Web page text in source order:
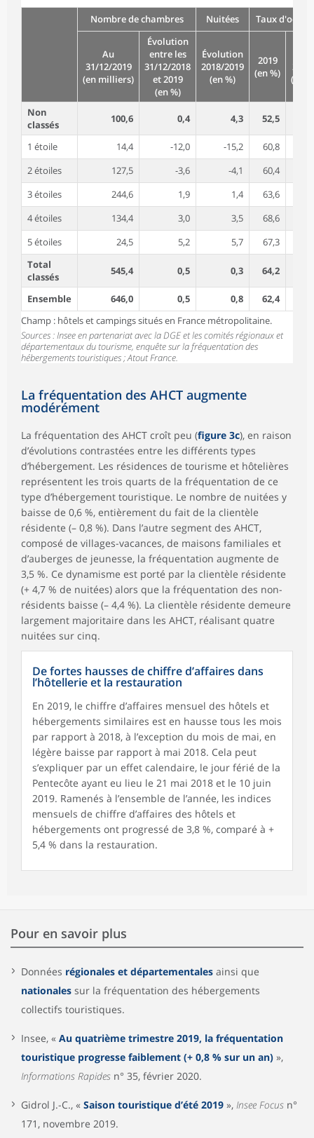
Nombre de chambres Nuitées Taux
Au
31/12/2019
(en milliers)
Évolution
entre les
31/12/2018
et 2019
(en %)
Évolution
2018/2019
(en %)
2019
(en %)
(en
Non
classés
100,6 0,4 4,3 52,5
1 étoile 14,4 -12,0 -15,2
60,8
2 étoiles
127,5 -3,6 -4,1
60,4
3 étoiles
244,6 1,9 1,4
63,6
4 étoiles
134,4 3,0 3,5
68,6
5 étoiles
24,5 5,2 5,7
67,3
Total
classés
545,4 0,5 0,3 64,2
Ensemble 646,0 0,5 0,8
62,4
Champ : hôtels et campings situés en France métropolitaine.
Sources : Insee en partenariat avec la DGE et les comités régionaux et
départementaux du tourisme, enquête sur la fréquentation des
hébergements touristiques ; Atout France.
La fréquentation des AHCT augmente
modérément
La fréquentation des AHCT croît peu (figure 3c), en raison
d’évolutions contrastées entre les différents types
d’hébergement. Les résidences de tourisme et hôtelières
représentent les trois quarts de la fréquentation de ce
type d’hébergement touristique. Le nombre de nuitées y
baisse de 0,6 %, entièrement du fait de la clientèle
résidente (– 0,8 %). Dans l’autre segment des AHCT,
composé de villages-vacances, de maisons familiales et
d’auberges de jeunesse, la fréquentation augmente de
3,5 %. Ce dynamisme est porté par la clientèle résidente
(+ 4,7 % de nuitées) alors que la fréquentation des non-
résidents baisse (– 4,4 %). La clientèle résidente demeure
largement majoritaire dans les AHCT, réalisant quatre
nuitées sur cinq.
De fortes hausses de chiffre d’affaires dans
l’hôtellerie et la restauration
En 2019, le chiffre d’affaires mensuel des hôtels et
hébergements similaires est en hausse tous les mois
par rapport à 2018, à l’exception du mois de mai, en
légère baisse par rapport à mai 2018. Cela peut
s’expliquer par un effet calendaire, le jour férié de la
Pentecôte ayant eu lieu le 21 mai 2018 et le 10 juin
2019. Ramenés à l’ensemble de l’année, les indices
mensuels de chiffre d’affaires des hôtels et
hébergements ont progressé de 3,8 %, comparé à +
5,4 % dans la restauration.
Pour en savoir plus
Données régionales et départementales ainsi que
nationales sur la fréquentation des hébergements
collectifs touristiques.
Insee, « Au quatrième trimestre 2019, la fréquentation
touristique progresse faiblement (+ 0,8 % sur un an) »,
Informations Rapides n° 35, février 2020.
Gidrol J.-C., « Saison touristique d’été 2019 », Insee Focus n°
171, novembre 2019.